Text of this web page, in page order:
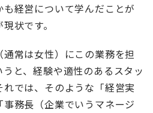
経営について学んだことが
状です。
常は女性）にこの業務を担
と、経験や適性のあるスタッ
では、そのような「経営実
務長（企業でいうマネージ